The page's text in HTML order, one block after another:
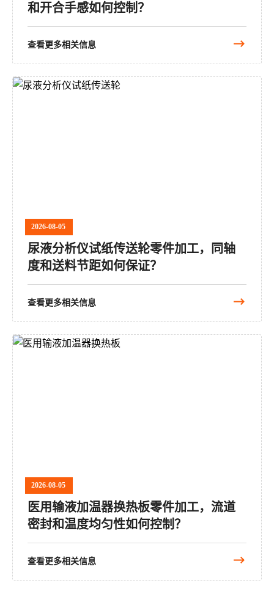
和开合手感如何控制？
查看更多相关信息
2026-08-05
尿液分析仪试纸传送轮零件加工，同轴
度和送料节距如何保证？
查看更多相关信息
2026-08-05
医用输液加温器换热板零件加工，流道
密封和温度均匀性如何控制？
查看更多相关信息